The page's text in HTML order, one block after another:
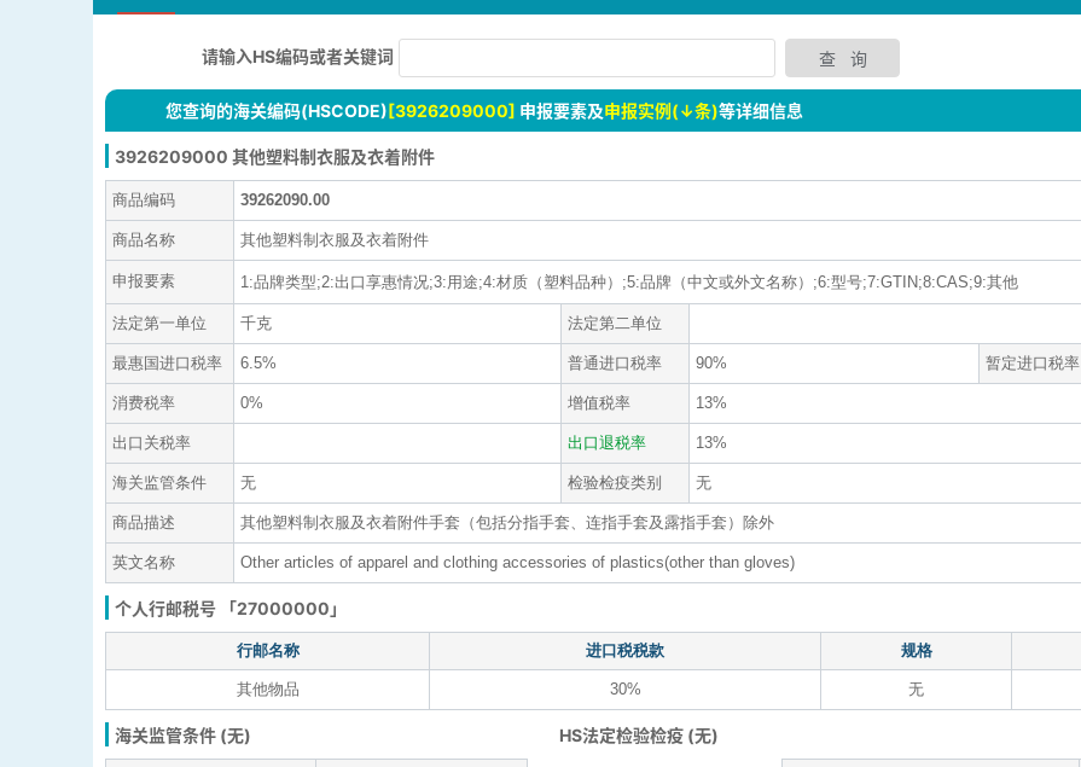
请输入HS编码或者关键词
您查询的海关编码(HSCODE)[3926209000] 申报要素及申报实例(↓条)等详细信息
3926209000 其他塑料制衣服及衣着附件
商品编码 39262090.00
商品名称 其他塑料制衣服及衣着附件
申报要素 1:品牌类型;2:出口享惠情况;3:用途;4:材质（塑料品种）;5:品牌（中文或外文名称）;6:型号;7:GTIN;8:CAS;9:其他
法定第一单位 千克 法定第二单位
最惠国进口税率 6.5% 普通进口税率 90% 暂定进口税率
消费税率 0% 增值税率 13%
出口关税率 出口退税率 13%
海关监管条件 无 检验检疫类别 无
商品描述 其他塑料制衣服及衣着附件手套（包括分指手套、连指手套及露指手套）除外
英文名称 Other articles of apparel and clothing accessories of plastics(other than gloves)
个人行邮税号 「27000000」
行邮名称 进口税税款 规格
其他物品 30% 无
海关监管条件 (无) HS法定检验检疫 (无)